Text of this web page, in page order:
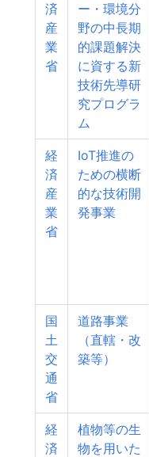
済
産
業
省
ー・環境分
野の中長期
的課題解決
に資する新
技術先導研
究プログラ
ム
経
済
産
業
省
IoT推進の
ための横断
的な技術開
発事業
国
土
交
通
省
道路事業
（直轄・改
築等）
経
済
植物等の生
物を用いた